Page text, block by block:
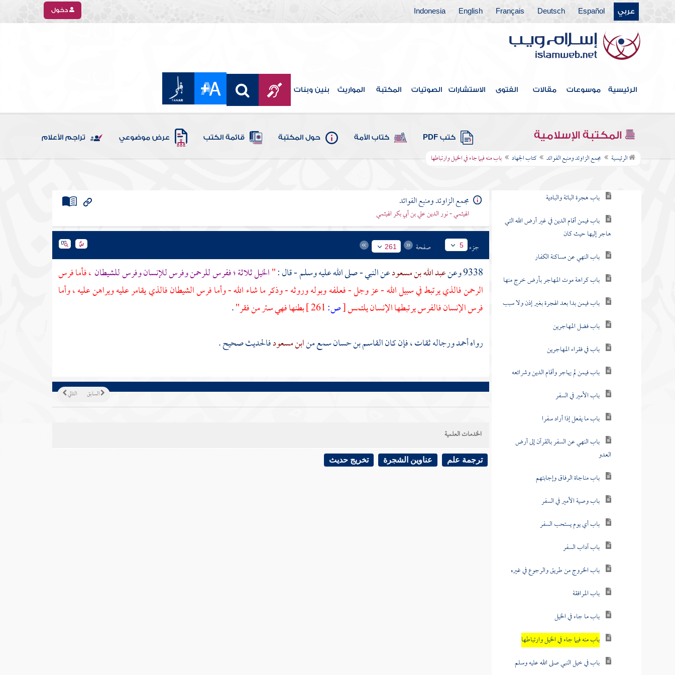
عربي Español
Deutsch
Français
English
Indonesia دخول
الرئيسية موسوعات مقالات الفتوى الاستشارات الصوتيات المكتبة المواريث بنين وبنات
المكتبة الإسلامية كتب PDF كتاب الأمة حول المكتبة قائمة الكتب عرض موضوعي تراجم الأعلام
الرئيسية مجمع الزاوئد ومنبع الفوائد كتاب الجهاد باب منه فيما جاء في الخيل وارتباطها
كتاب الطلاق
كتاب الأطعمة
كتاب الأشربة
كتاب الطب
كتاب اللباس
كتاب الخلافة
كتاب الجهاد
باب هجرة الباتة والبادية
باب فيمن أقام الدين في غير أرض الله التي
هاجر إليها حيث كان
باب النهي عن مساكنة الكفار
باب كراهة موت المهاجر بأرض خرج منها
باب فيمن بدا بعد الهجرة بغير إذن ولا سبب
باب فضل المهاجرين
باب في فقراء المهاجرين
باب فيمن لم يهاجر وأقام الدين وشرائعه
باب الأمير في السفر
باب ما يفعل إذا أراد سفرا
باب النهي عن السفر بالقرآن إلى أرض
العدو
باب مناجاة الرفاق وإجابتهم
باب وصية الأمير في السفر
باب أي يوم يستحب السفر
باب آداب السفر
باب الخروج من طريق والرجوع في غيره
باب المرافقة
باب ما جاء في الخيل
باب منه فيما جاء في الخيل وارتباطها
باب في خيل النبي صلى الله عليه وسلم
مجمع الزاوئد ومنبع الفوائد
الهيثمي - نور الدين علي بن أبي بكر الهيثمي
جزء 5 صفحة 261
9338 وعن عبد الله بن مسعودعن النبي - صلى الله عليه وسلم - قال :"الخيل ثلاثة ؛ ففرس للرحمن وفرس للإنسان وفرس للشيطان ، فأما فرس
الرحمن فالذي يرتبط في سبيل الله - عز وجل - فعلفه وبوله وروثه - وذكر ما شاء الله - وأما فرس الشيطان فالذي يقامر عليه ويراهن عليه ، وأما
فرس الإنسان فالفرس يرتبطها الإنسان يلتمس[ص: بطنها فهي ستر من فقر".
رواهأحمدورجاله ثقات ، فإن كانالقاسم بن حسانسمع منابن مسعودفالحديث صحيح .
التالي السابق
الخدمات العلمية
ترجمة علم عناوين الشجرة تخريج حديث